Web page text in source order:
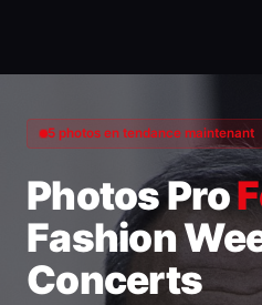
5 photos en tendance maintenant
Photos Pro
Fashion
Concerts